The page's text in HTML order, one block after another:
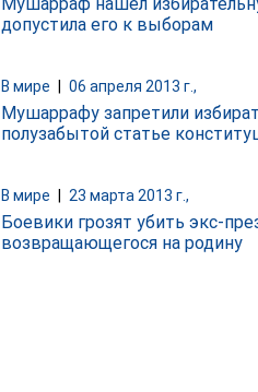
допустила его к выборам
В мире 06 апреля 2013 г.,
Мушаррафу запретили
полузабытой статье
В мире 23 марта 2013 г.,
Боевики грозят убить экс-
возвращающегося на родину